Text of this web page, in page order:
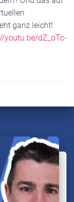
ganz leicht!
youtu.be/dZ_oTc-